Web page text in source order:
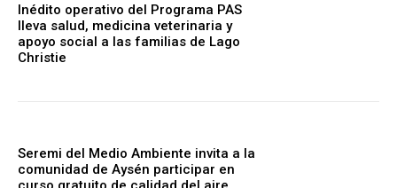
Inédito operativo del Programa PAS
lleva salud, medicina veterinaria y
apoyo social a las familias de Lago
Christie
Seremi del Medio Ambiente invita a la
comunidad de Aysén participar en